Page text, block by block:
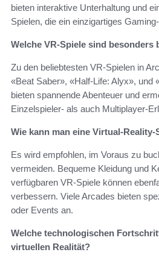
bieten interaktive Unterhaltung und
Spielen, die ein einzigartiges
Welche VR-Spiele sind besonders
Zu den beliebtesten VR-Spielen in
«Beat Saber», «Half-Life: Alyx», und
bieten spannende Abenteuer und
Einzelspieler- als auch Multiplayer-
Wie kann man eine Virtual-
Es wird empfohlen, im Voraus zu
vermeiden. Bequeme Kleidung und
verfügbaren VR-Spiele können
verbessern. Viele Arcades bieten
oder Events an.
Welche technologischen
virtuellen Realität?